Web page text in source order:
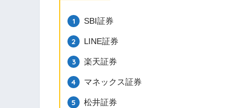
SBI証券
LINE証券
楽天証券
マネックス証券
松井証券